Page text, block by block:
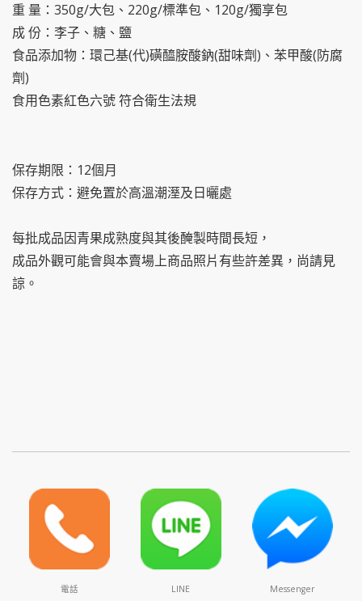
重 量：350g/大包、220g/標準包、120g/獨享包
成 份：李子、糖、鹽
食品添加物：環己基(代)磺醯胺酸鈉(甜味劑)、苯甲酸(防腐
劑)
食用色素紅色六號 符合衛生法規
保存期限：12個月
保存方式：避免置於高溫潮溼及日曬處
每批成品因青果成熟度與其後醃製時間長短，
成品外觀可能會與本賣場上商品照片有些許差異，尚請見
諒。
電話 LINE Messenger